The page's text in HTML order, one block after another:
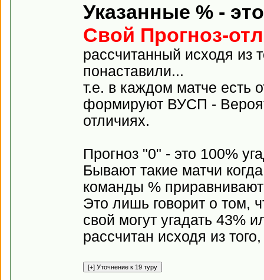
Указанные % -
Свой Прогноз-
рассчитанный исходя из
понаставили...
т.е. в каждом матче есть
формируют ВУСП -
отличиях.
Прогноз "0" - это 100%
Бывают такие матчи
команды %
Это лишь говорит о том,
свой могут угадать 43%
рассчитан исходя из